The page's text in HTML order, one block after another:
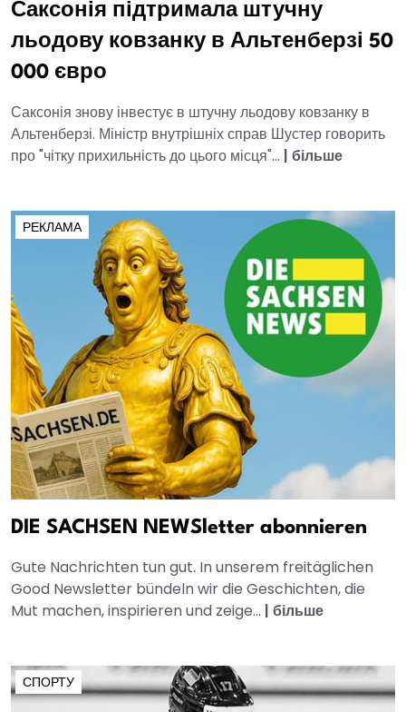
Саксонія підтримала штучну
льодову ковзанку в Альтенберзі 50
000 євро
Саксонія знову інвестує в штучну льодову ковзанку в
Альтенберзі. Міністр внутрішніх справ Шустер говорить
про "чітку прихильність до цього місця"... | більше
РЕКЛАМА
DIE SACHSEN NEWSletter abonnieren
Gute Nachrichten tun gut. In unserem freitäglichen
Good Newsletter bündeln wir die Geschichten, die
Mut machen, inspirieren und zeige... | більше
СПОРТУ